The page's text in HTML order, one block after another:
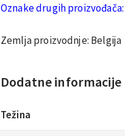
Oznake drugih proizvođača:
Zemlja proizvodnje: Belgija
Dodatne informacije
Težina